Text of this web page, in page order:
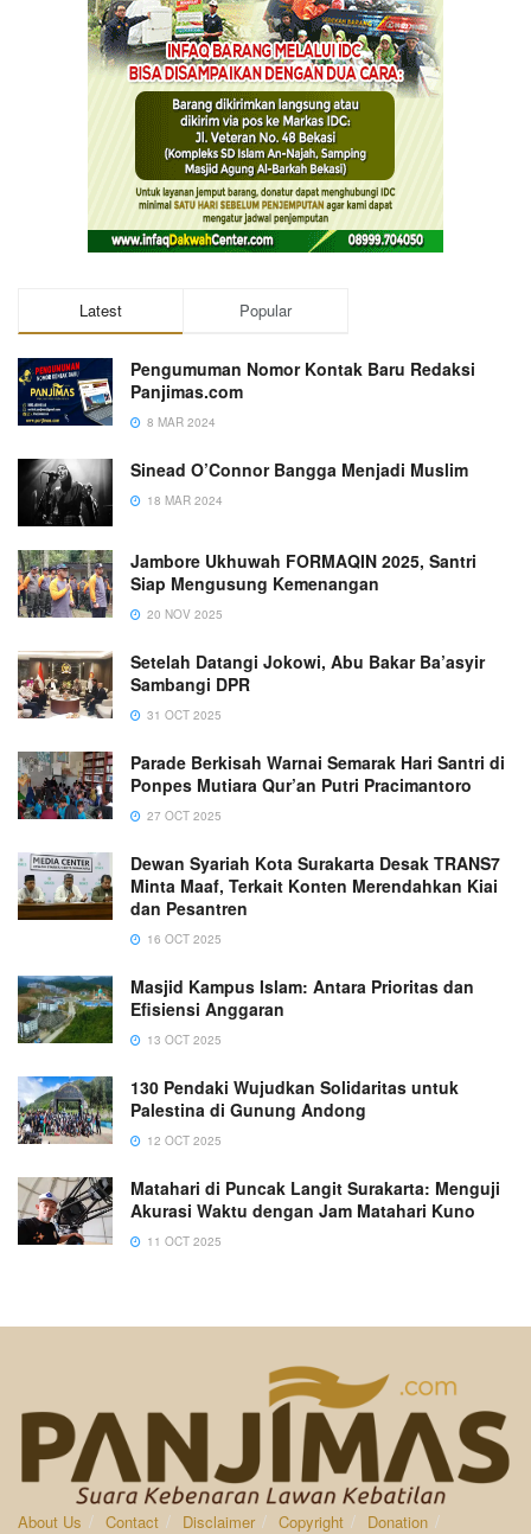
Latest Popular
Pengumuman Nomor Kontak Baru Redaksi
Panjimas.com
8 MAR 2024
Sinead O’Connor Bangga Menjadi Muslim
18 MAR 2024
Jambore Ukhuwah FORMAQIN 2025, Santri
Siap Mengusung Kemenangan
20 NOV 2025
Setelah Datangi Jokowi, Abu Bakar Ba’asyir
Sambangi DPR
31 OCT 2025
Parade Berkisah Warnai Semarak Hari Santri di
Ponpes Mutiara Qur’an Putri Pracimantoro
27 OCT 2025
Dewan Syariah Kota Surakarta Desak TRANS7
Minta Maaf, Terkait Konten Merendahkan Kiai
dan Pesantren
16 OCT 2025
Masjid Kampus Islam: Antara Prioritas dan
Efisiensi Anggaran
13 OCT 2025
130 Pendaki Wujudkan Solidaritas untuk
Palestina di Gunung Andong
12 OCT 2025
Matahari di Puncak Langit Surakarta: Menguji
Akurasi Waktu dengan Jam Matahari Kuno
11 OCT 2025
About Us Contact Disclaimer Copyright Donation